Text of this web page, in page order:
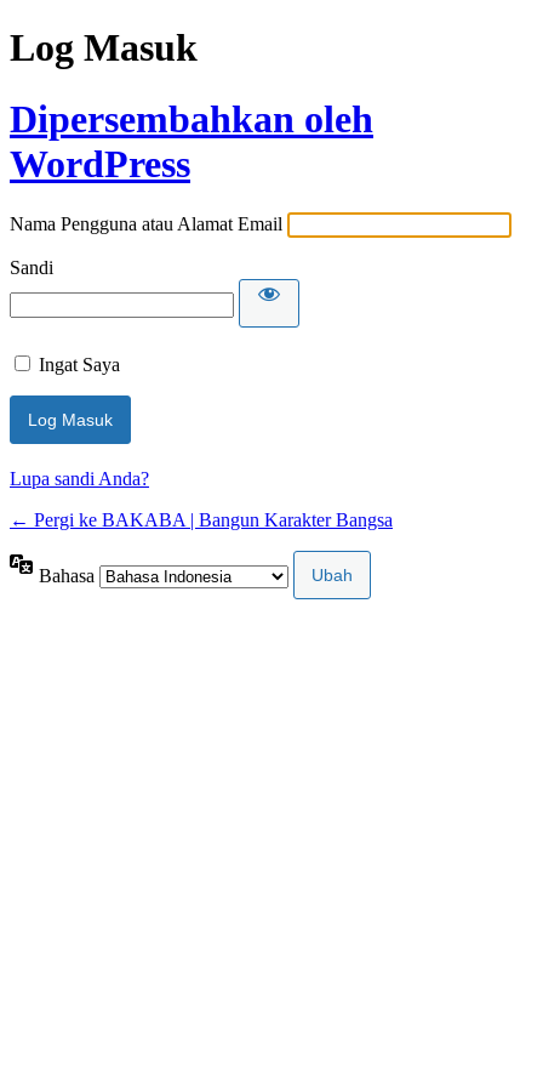
Log Masuk
Dipersembahkan oleh
WordPress
Nama Pengguna atau Alamat Email
Sandi
Ingat Saya
Lupa sandi Anda?
← Pergi ke BAKABA | Bangun Karakter Bangsa
Bahasa